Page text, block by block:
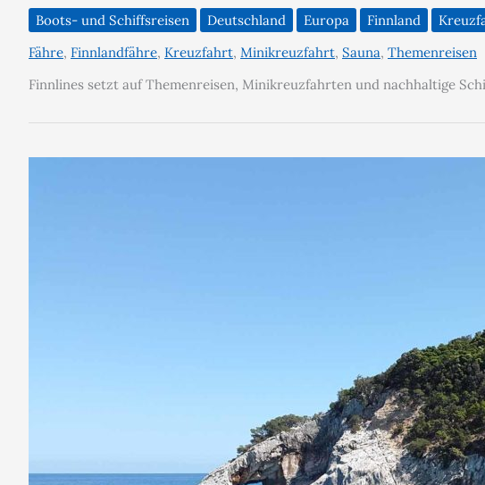
Boots- und Schiffsreisen Deutschland Europa Finnland
Fähre, Finnlandfähre, Kreuzfahrt, Minikreuzfahrt, Sauna, Themenreisen
Finnlines setzt auf Themenreisen, Minikreuzfahrten und nachhaltige